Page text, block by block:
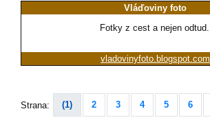
Vláďoviny foto
Fotky z cest a nejen odtud.
vladovinyfoto.blogspot.com
Strana: (1) 2 3 4 5 6